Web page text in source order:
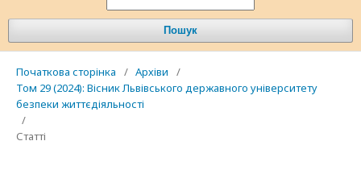
Пошук
Початкова сторінка / Архіви
/
Том 29 (2024): Вісник Львівського державного університету
безпеки життєдіяльності
/
Статті